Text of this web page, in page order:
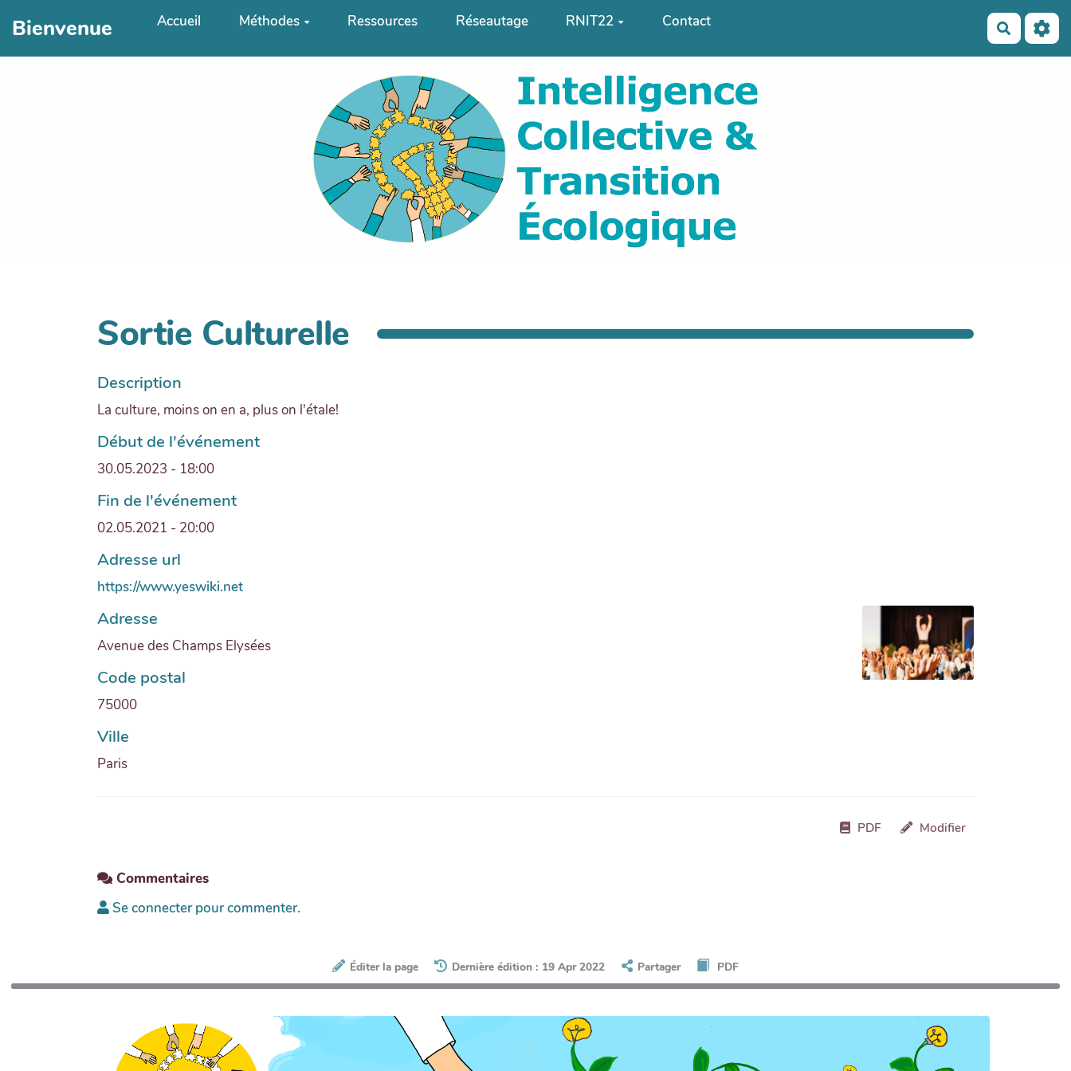
Aller au contenu principal
Bienvenue Accueil Méthodes Ressources Réseautage RNIT22 Contact
Sortie Culturelle
Description
La culture, moins on en a, plus on l'étale!
Début de l'événement
30.05.2023 - 18:00
Fin de l'événement
02.05.2021 - 20:00
Adresse url
https://www.yeswiki.net
Adresse
Avenue des Champs Elysées
Code postal
75000
Ville
Paris
PDF Modifier
Commentaires
Se connecter pour commenter.
Éditer la page Dernière édition : 19 Apr 2022 Partager PDF